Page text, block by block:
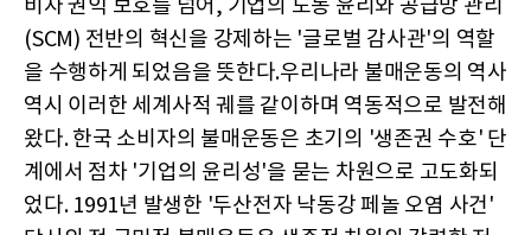
비자 권익 보호를 넘어, 기업의 노동 윤리와 공급망 관리
(SCM) 전반의 혁신을 강제하는 '글로벌 감사관'의 역할
을 수행하게 되었음을 뜻한다.우리나라 불매운동의 역사
역시 이러한 세계사적 궤를 같이하며 역동적으로 발전해
왔다. 한국 소비자의 불매운동은 초기의 '생존권 수호' 단
계에서 점차 '기업의 윤리성'을 묻는 차원으로 고도화되
었다. 1991년 발생한 '두산전자 낙동강 페놀 오염 사건'